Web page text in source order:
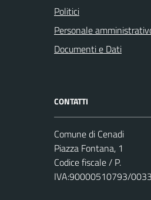
Politici
Personale
Documenti e Dati
CONTATTI
Comune di Cenadi
Piazza Fontana, 1
Codice fiscale / P.
IVA:90000510793/